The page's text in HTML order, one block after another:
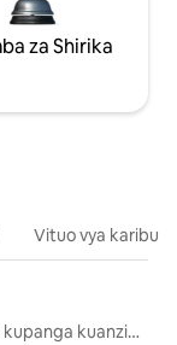
za Shirika
Vituo vya karibu
Nyumba za kupanga kuanzia mwezi mmoja